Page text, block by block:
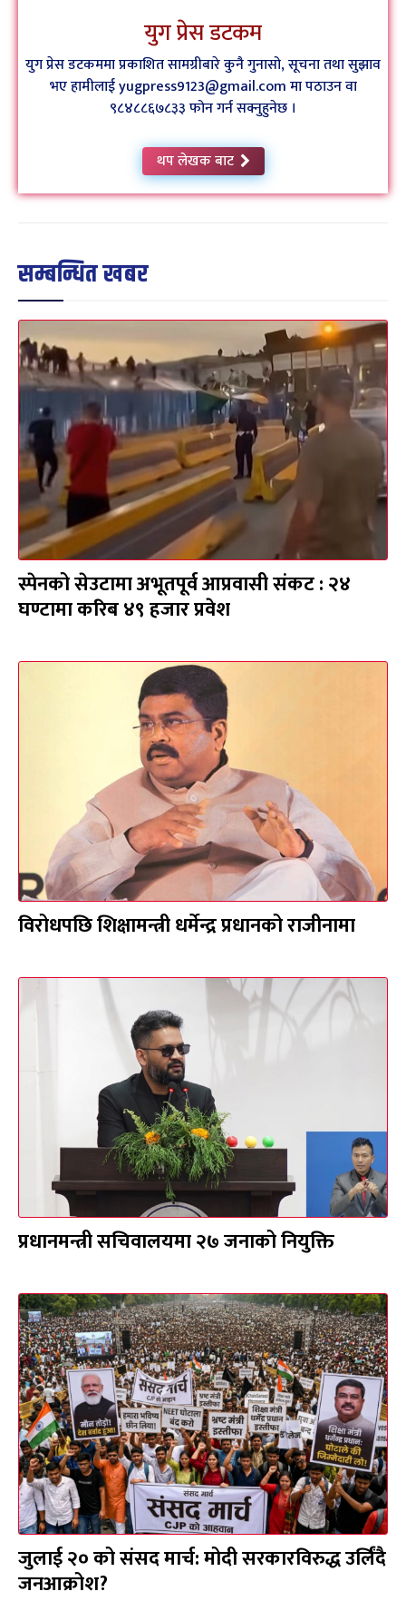
युग प्रेस डटकम
युग प्रेस डटकममा प्रकाशित सामग्रीबारे कुनै गुनासो, सूचना तथा सुझाव
भए हामीलाई yugpress9123@gmail.com मा पठाउन वा
९८४८८६७८३३ फोन गर्न सक्नुहुनेछ ।
थप लेखक बाट
सम्बन्धित खबर
स्पेनको सेउटामा अभूतपूर्व आप्रवासी संकट : २४
घण्टामा करिब ४९ हजार प्रवेश
विरोधपछि शिक्षामन्त्री धर्मेन्द्र प्रधानको राजीनामा
प्रधानमन्त्री सचिवालयमा २७ जनाको नियुक्ति
जुलाई २० को संसद मार्च: मोदी सरकारविरुद्ध उर्लिंदै
जनआक्रोश?